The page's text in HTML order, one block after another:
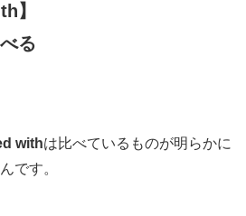
】
る
withは比べているものが明らかに
です。